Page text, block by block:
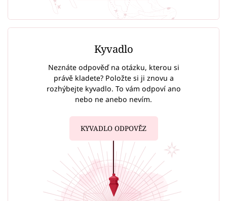
Kyvadlo
Neznáte odpověď na otázku, kterou si
právě kladete? Položte si ji znovu a
rozhýbejte kyvadlo. To vám odpoví ano
nebo ne anebo nevím.
KYVADLO ODPOVĚZ